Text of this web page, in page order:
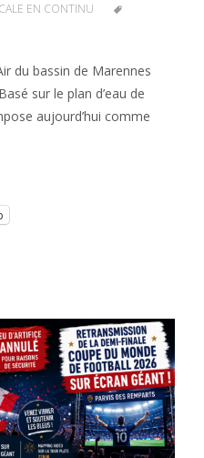
EN CONTINU
du bassin de Marennes
sur le plan d’eau de
aujourd’hui comme